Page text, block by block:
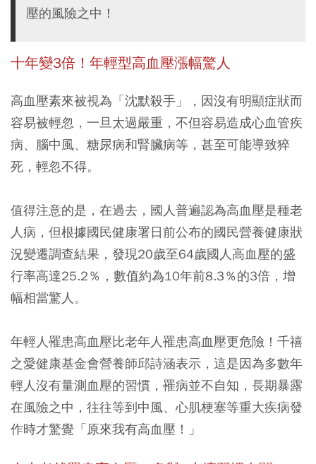
壓的風險之中！
十年變3倍！年輕型高血壓漲幅驚人
高血壓素來被視為「沈默殺手」，因沒有明顯症狀而
容易被輕忽，一旦太過嚴重，不但容易造成心血管疾
病、腦中風、糖尿病和腎臟病等，甚至可能導致猝
死，輕忽不得。
值得注意的是，在過去，國人普遍認為高血壓是種老
人病，但根據國民健康署日前公布的國民營養健康狀
況變遷調查結果，發現20歲至64歲國人高血壓的盛
行率高達25.2％，數值約為10年前8.3％的3倍，增
幅相當驚人。
年輕人罹患高血壓比老年人罹患高血壓更危險！千禧
之愛健康基金會營養師邱詩涵表示，這是因為多數年
輕人沒有量測血壓的習慣，罹病並不自知，長期暴露
在風險之中，往往等到中風、心肌梗塞等重大疾病發
作時才驚覺「原來我有高血壓！」